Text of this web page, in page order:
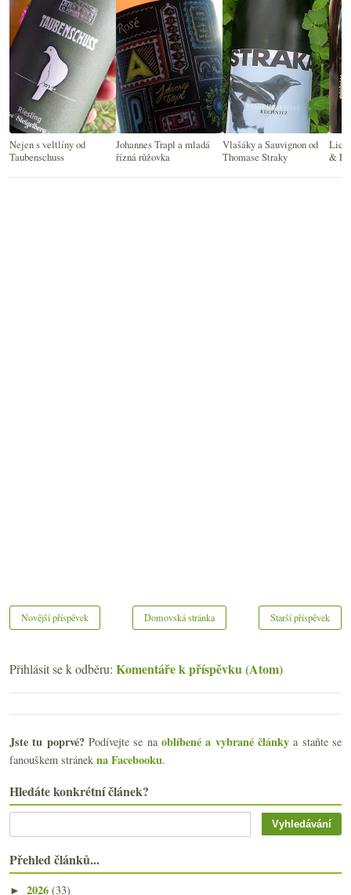
Nejen s veltlíny od
Taubenschuss
Johannes Trapl a mladá
řízná růžovka
Vlašáky a Sauvignon od
Thomase Straky
&
Novější příspěvek Starší příspěvek
Domovská stránka
Přihlásit se k odběru: Komentáře k příspěvku (Atom)
Jste tu poprvé?Podívejte se naoblíbené a vybrané články a staňte se
fanouškem stránek na Facebooku.
Hledáte konkrétní článek?
Přehled článků...
► 2026 (33)